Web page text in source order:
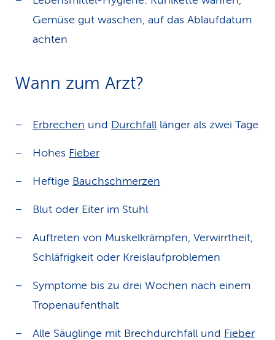
Gemüse gut waschen, auf das Ablaufdatum
achten
Wann zum Arzt?
Erbrechen und Durchfall länger als zwei Tage
Hohes Fieber
Heftige Bauchschmerzen
Blut oder Eiter im Stuhl
Auftreten von Muskelkrämpfen, Verwirrtheit,
Schläfrigkeit oder Kreislaufproblemen
Symptome bis zu drei Wochen nach einem
Tropenaufenthalt
Alle Säuglinge mit Brechdurchfall und Fieber